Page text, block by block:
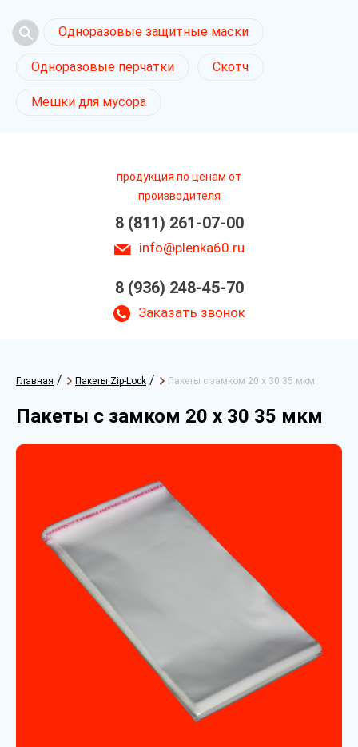
Одноразовые защитные маски
Одноразовые перчатки Скотч
Мешки для мусора
продукция по ценам от
производителя
8 (811) 261-07-00
info@plenka60.ru
8 (936) 248-45-70
Заказать звонок
Главная / Пакеты Zip-Lock / Пакеты с замком 20 х 30 35 мкм
Пакеты с замком 20 х 30 35 мкм